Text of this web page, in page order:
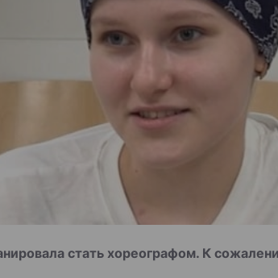
стать хореографом. К